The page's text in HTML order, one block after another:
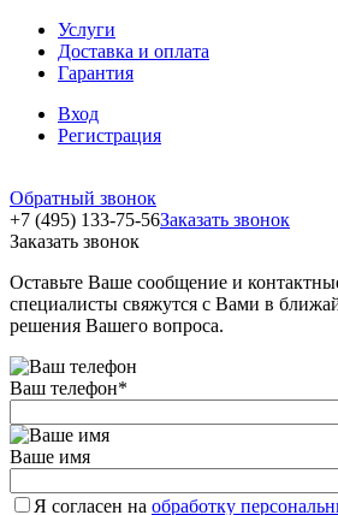
Услуги
Доставка и оплата
Гарантия
Вход
Регистрация
Обратный звонок
+7 (495) 133-75-56Заказать звонок
Заказать звонок
Оставьте Ваше сообщение и
специалисты свяжутся с Вами в
решения Вашего вопроса.
Ваш телефон*
Ваше имя
Я согласен на обработку